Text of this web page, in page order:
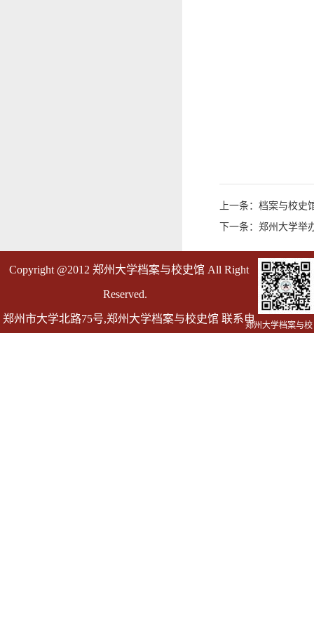
上一条：档案与校
下一条：郑州大学举
Copyright @2012 郑州大学档案与校史馆 All Right
Reserved.
郑州市大学北路75号,郑州大学档案与校史馆 联系电
郑州大学档案与校